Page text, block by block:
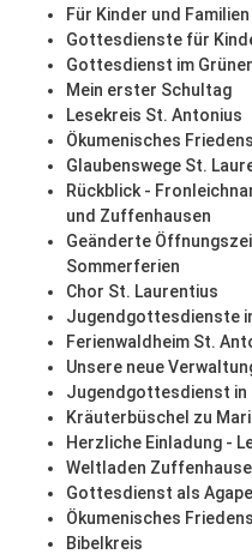
Für Kinder und
Gottesdienste für
Gottesdienst im
Mein erster Schultag
Lesekreis St. Antonius
Ökumenisches
Glaubenswege St.
Rückblick -
und Zuffenhausen
Geänderte
Sommerferien
Chor St. Laurentius
Jugendgottesdienste
Ferienwaldheim St.
Unsere neue
Jugendgottesdienst in
Kräuterbüschel zu
Herzliche Einladung -
Weltladen
Gottesdienst als Agape
Ökumenisches
Bibelkreis